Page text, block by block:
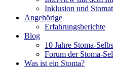
Inklusion und
Angehörige
Erfahrungsberichte
Blog
10 Jahre Stoma-
Forum der Stoma-
Was ist ein Stoma?